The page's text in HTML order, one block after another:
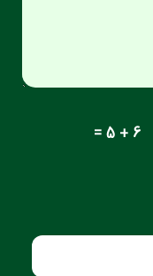
6 + 5 =